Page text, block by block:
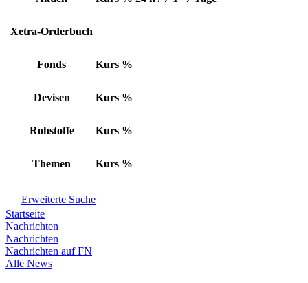
Xetra-Orderbuch
Fonds Kurs %
Devisen Kurs %
Rohstoffe Kurs %
Themen Kurs %
Erweiterte Suche
Startseite
Nachrichten
Nachrichten
Nachrichten auf FN
Alle News